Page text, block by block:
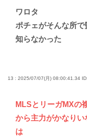
ワロタ
ポチェがそんな所で
知らなかった
13 : 2025/07/07(月) 08:00:41.34
MLSとリーガMXの
から主力がかなり
は